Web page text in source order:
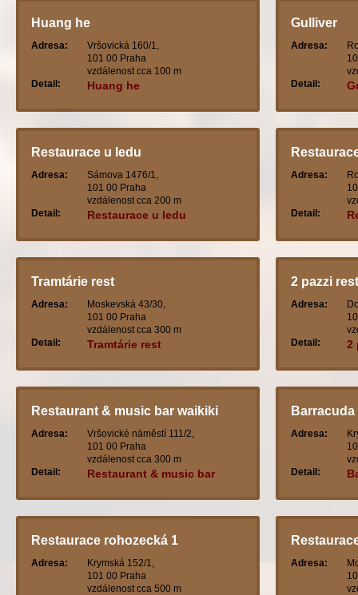
Huang he
Adresa:
Vršovická 160/1,
101 00 Praha
vzdálenost cca 100 m
Detail:
Huang he
Gulliver
Adresa:
Detail:
Restaurace u ledu
Adresa:
Sámova 1476/1,
101 00 Praha
vzdálenost cca 200 m
Detail:
Restaurace u ledu
Adresa:
Detail:
Tramtárie rest
Adresa:
Moskevská 43/30,
101 00 Praha
vzdálenost cca 300 m
Detail:
Tramtárie rest
2 pazzi
Adresa:
Detail:
2
Restaurant & music bar waikiki
Adresa:
Vršovické náměstí 111/2,
101 00 Praha
vzdálenost cca 300 m
Detail:
Restaurant & music bar
Barracuda
Adresa:
Detail:
Restaurace rohozecká 1
Adresa:
Krymská 152/1,
101 00 Praha
vzdálenost cca 500 m
Adresa: